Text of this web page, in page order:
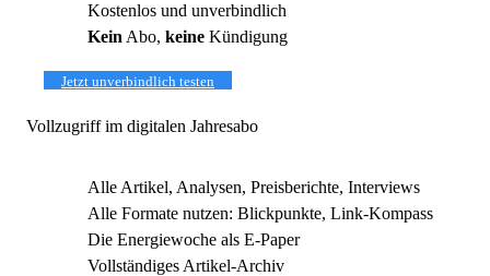
Kostenlos und unverbindlich
Kein Abo, keine Kündigung
Jetzt unverbindlich testen
Vollzugriff im digitalen Jahresabo
Alle Artikel, Analysen, Preisberichte, Interviews
Alle Formate nutzen: Blickpunkte, Link-Kompass
Die Energiewoche als E-Paper
Vollständiges Artikel-Archiv